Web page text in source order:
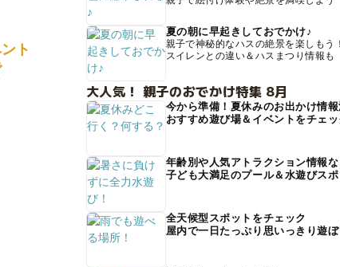
ト
夏の朝に早起きしておでかけ♪
親子で神秘的なハスの絶景を楽しもう！
スイレンとの違い＆ハスまつり情報も
大人気！ 親子のおでかけ特集 8月
今から準備！夏休みのお出かけ情
おすすめ遊び場＆イベントをチェッ
年齢別や人気アトラクション情報
子ども大満足のプール＆水遊びスポ
全天候型スポットをチェック
屋内で一日たっぷり思いっきり遊ぼ